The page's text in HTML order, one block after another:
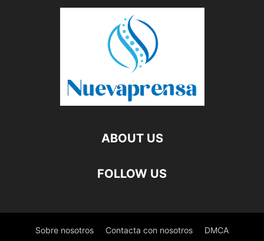
ABOUT US
FOLLOW US
Sobre nosotros Contacta con nosotros DMCA